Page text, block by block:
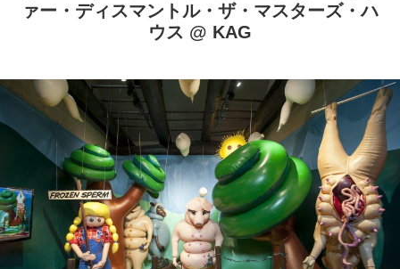
ァー・ディスマントル・ザ・マスターズ・ハ
ウス @ KAG